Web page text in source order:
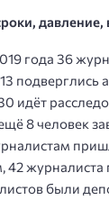
давление,
года 36
подверглись
идёт
8 человек
42 журналиста
были